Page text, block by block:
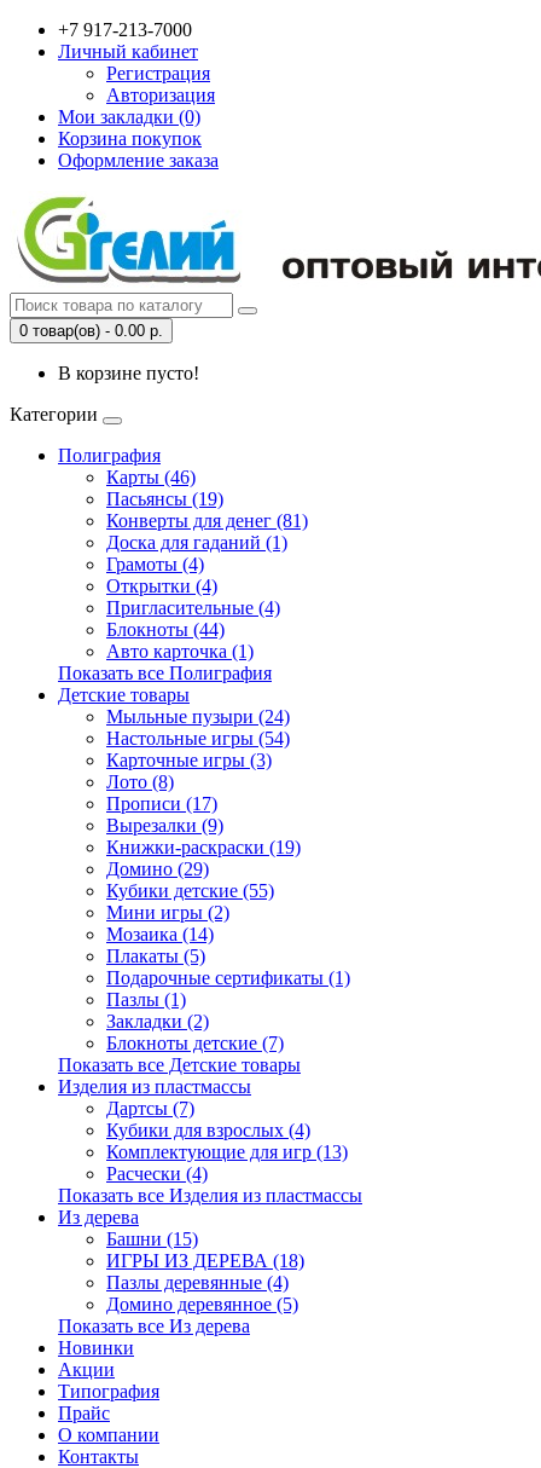
+7 917-213-7000
Личный кабинет
Регистрация
Авторизация
Мои закладки (0)
Корзина покупок
Оформление заказа
0 товар(ов) - 0.00 р.
В корзине пусто!
Категории
Полиграфия
Карты (46)
Пасьянсы (19)
Конверты для денег (81)
Доска для гаданий (1)
Грамоты (4)
Открытки (4)
Пригласительные (4)
Блокноты (44)
Авто карточка (1)
Показать все Полиграфия
Детские товары
Мыльные пузыри (24)
Настольные игры (54)
Карточные игры (3)
Лото (8)
Прописи (17)
Вырезалки (9)
Книжки-раскраски (19)
Домино (29)
Кубики детские (55)
Мини игры (2)
Мозаика (14)
Плакаты (5)
Подарочные сертификаты (1)
Пазлы (1)
Закладки (2)
Блокноты детские (7)
Показать все Детские товары
Изделия из пластмассы
Дартсы (7)
Кубики для взрослых (4)
Комплектующие для игр (13)
Расчески (4)
Показать все Изделия из пластмассы
Из дерева
Башни (15)
ИГРЫ ИЗ ДЕРЕВА (18)
Пазлы деревянные (4)
Домино деревянное (5)
Показать все Из дерева
Новинки
Акции
Типография
Прайс
О компании
Контакты